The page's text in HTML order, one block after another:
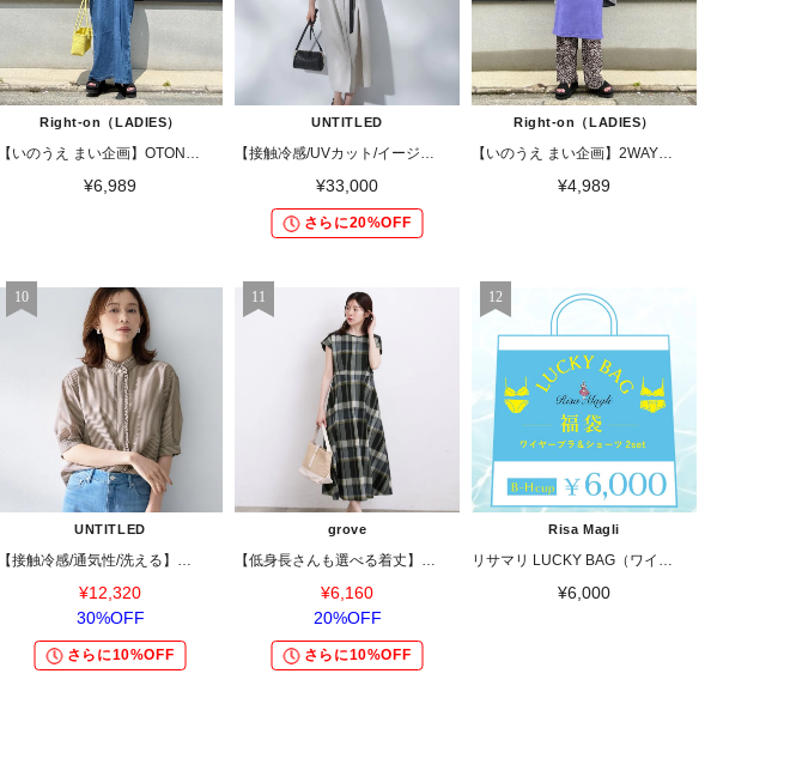
Right-on（LADIES）
【いのうえ まい企画】OTONAジャンスカ
¥6,989
UNTITLED
【接触冷感/UVカット/イージーケア】配色ラインワンピース
¥33,000
さらに20%OFF
Right-on（LADIES）
【いのうえ まい企画】2WAYリブワンピース
¥4,989
UNTITLED
【接触冷感/通気性/洗える】スタンドカラーフリルブラウス
¥12,320
30%OFF
さらに10%OFF
grove
【低身長さんも選べる着丈】マドラスチェックワンピース
¥6,160
20%OFF
さらに10%OFF
Risa Magli
リサマリ LUCKY BAG（ワイヤーブラ＋ショーツ 2セット）
¥6,000